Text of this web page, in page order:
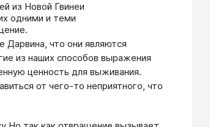
из Новой Гвинеи
одними и теми
что они являются
из наших способов выражения
ценность для выживания.
от чего-то неприятного, что